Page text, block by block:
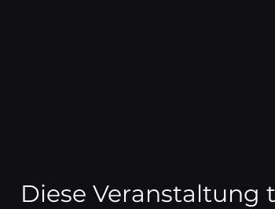
Diese Veranstaltung